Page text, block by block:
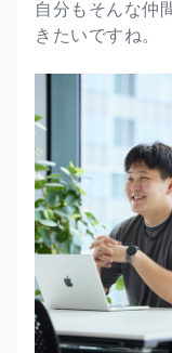
自分もそんな仲
きたいですね。